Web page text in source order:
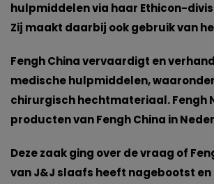
hulpmiddelen via haar Ethicon-
Zij maakt daarbij ook gebruik van
Fengh China vervaardigt en
medische hulpmiddelen,
chirurgisch hechtmateriaal. Fengh
producten van Fengh China in
Deze zaak ging over de vraag of
van J&J slaafs heeft nagebootst